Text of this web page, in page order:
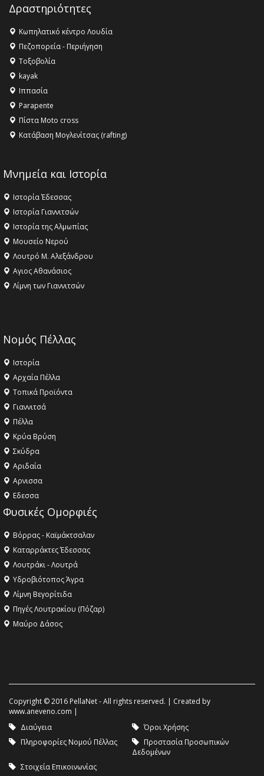
16:27 - Όλυμπος: Εντάχθηκε στον Κατάλογο Παγκόσμιας
Κληρονομιάς της UNESCO – Ομόφωνη η απόφαση Ο
Όλυμπος αναγνωρίστηκε ως φυσικό και πολιτιστικό
αγαθό εξέχουσας οικουμενικής αξίας για την
ανθρωπότητα
16:18 -
ΣΤΗΝ ΕΔΕΣΣΑ
Δραστηριότητες
Κωπηλατικό κέντρο Λουδία
Πεζοπορεία - Περιήγηση
Τοξοβολία
kayak
Ιππασία
Parapente
Πίστα Moto cross
Κατάβαση Μογλενίτσας (rafting)
Μνημεία και Ιστορία
Ιστορία Έδεσσας
Ιστορία Γιαννιτσών
Ιστορία της Αλμωπίας
Μουσείο Νερού
Λουτρό Μ. Αλεξάνδρου
Αγιος Αθανάσιος
Λίμνη των Γιαννιτσών
Νομός Πέλλας
Ιστορία
Αρχαία Πέλλα
Τοπικά Προϊόντα
Γιαννιτσά
Πέλλα
Κρύα Βρύση
Σκύδρα
Αριδαία
Aρνισσα
Eδεσσα
Φυσικές Ομορφιές
Βόρρας - Καϊμάκτσαλαν
Καταρράκτες Έδεσσας
Λουτράκι - Λουτρά
Υδροβιότοπος Άγρα
Λίμνη Βεγορίτιδα
Πηγές Λουτρακίου (Πόζαρ)
Μαύρο Δάσος
Copyright © 2016 PellaNet - All rights reserved. | Created by
www.aneveno.com |
Διαύγεια
Όροι Χρήσης
Πληροφορίες Νομού Πέλλας
Προστασία Προσωπικών
Δεδομένων
Στοιχεία Επικοινωνίας